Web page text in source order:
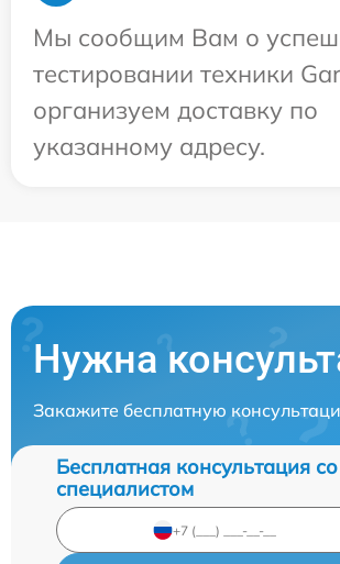
Мы сообщим Вам о
тестировании техники
организуем доставку по
указанному адресу.
Нужна
Закажите бесплатную
Бесплатная консультация со
специалистом